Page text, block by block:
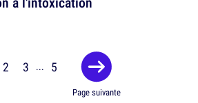
2 3 ... 5
Page suivante